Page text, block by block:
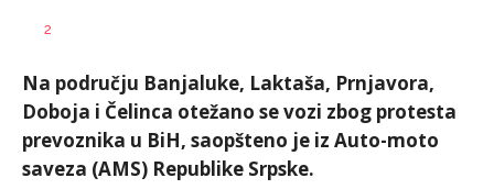
AUTOR
2
Na području Banjaluke, Laktaša, Prnjavora,
Doboja i Čelinca otežano se vozi zbog protesta
prevoznika u BiH, saopšteno je iz Auto-moto
saveza (AMS) Republike Srpske.